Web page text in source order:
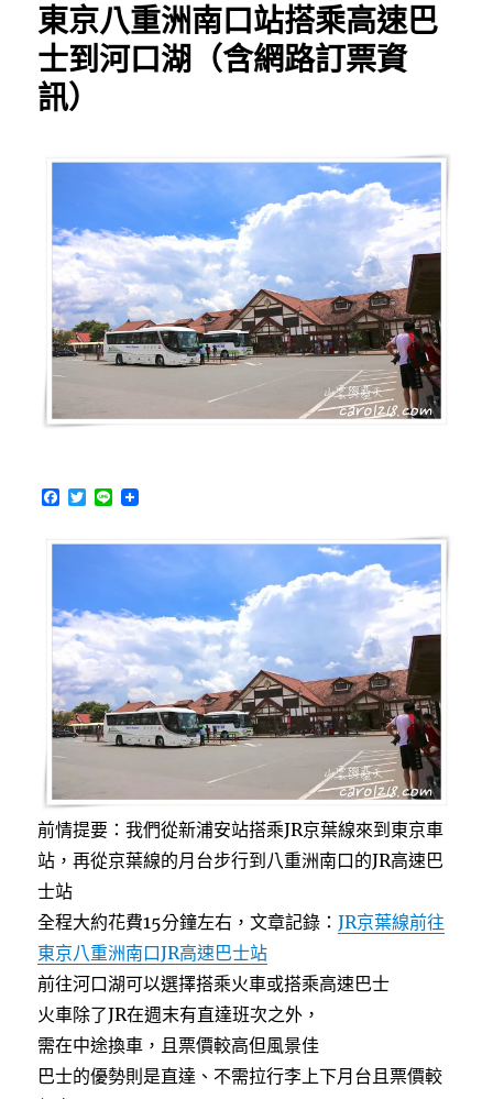
超
市
超
超
划
算
的
超
市
選
擇〉
東京八重洲南口站搭乘高速巴
士到河口湖（含網路訂票資
訊）
F
e
k
T
t
L
e
前情提要：我們從新浦安站搭乘JR京葉線來到東京車
站，再從京葉線的月台步行到八重洲南口的JR高速巴
士站
全程大約花費15分鐘左右，文章記錄：JR京葉線前往
東京八重洲南口JR高速巴士站
前往河口湖可以選擇搭乘火車或搭乘高速巴士
火車除了JR在週末有直達班次之外，
需在中途換車，且票價較高但風景佳
巴士的優勢則是直達、不需拉行李上下月台且票價較